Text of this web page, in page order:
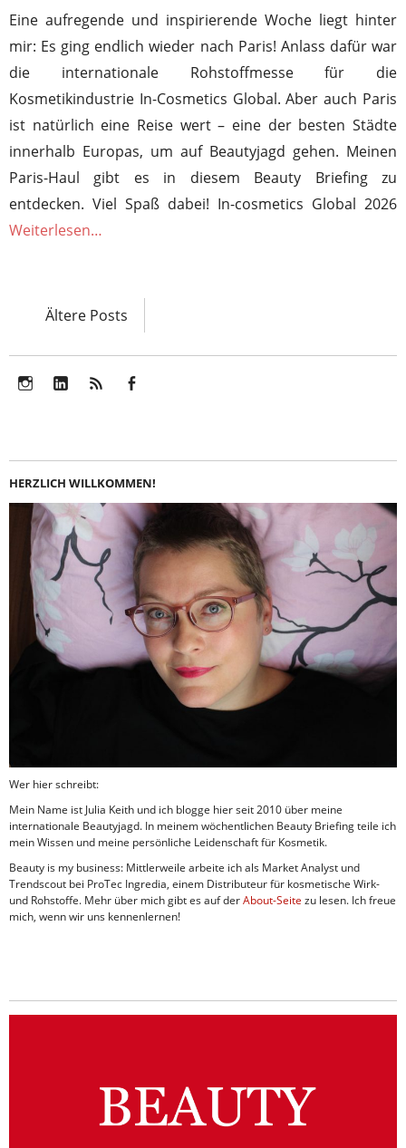
Eine aufregende und inspirierende Woche liegt hinter
mir: Es ging endlich wieder nach Paris! Anlass dafür war
die internationale Rohstoffmesse für die
Kosmetikindustrie In-Cosmetics Global. Aber auch Paris
ist natürlich eine Reise wert – eine der besten Städte
innerhalb Europas, um auf Beautyjagd gehen. Meinen
Paris-Haul gibt es in diesem Beauty Briefing zu
entdecken. Viel Spaß dabei! In-cosmetics Global 2026
Weiterlesen…
Ältere Posts
HERZLICH WILLKOMMEN!
Wer hier schreibt:
Mein Name ist Julia Keith und ich blogge hier seit 2010 über meine
internationale Beautyjagd. In meinem wöchentlichen Beauty Briefing teile ich
mein Wissen und meine persönliche Leidenschaft für Kosmetik.
Beauty is my business: Mittlerweile arbeite ich als Market Analyst und
Trendscout bei ProTec Ingredia, einem Distributeur für kosmetische Wirk-
und Rohstoffe. Mehr über mich gibt es auf derAbout-Seite zu lesen. Ich freue
mich, wenn wir uns kennenlernen!